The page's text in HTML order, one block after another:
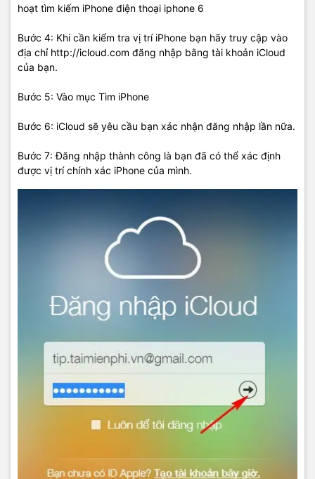
hoạt tìm kiếm iPhone điện thoại iphone 6
Bước 4: Khi cần kiểm tra vị trí iPhone bạn hãy truy cập vào
địa chỉ http://icloud.com đăng nhập bằng tài khoản iCloud
của bạn.
Bước 5: Vào mục Tìm iPhone
Bước 6: iCloud sẽ yêu cầu bạn xác nhận đăng nhập lần nữa.
Bước 7: Đăng nhập thành công là bạn đã có thể xác định
được vị trí chính xác iPhone của mình.